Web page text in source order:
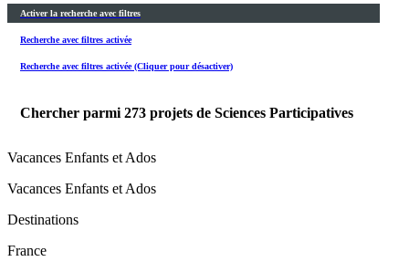
Activer la recherche avec filtres
Recherche avec filtres activée
Recherche avec filtres activée (Cliquer pour désactiver)
Chercher parmi 273 projets de Sciences Participatives
Vacances Enfants et Ados
Vacances Enfants et Ados
Destinations
France